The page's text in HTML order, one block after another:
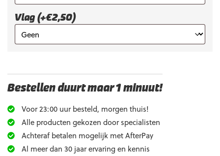
Vlag (+€2,50)
Bestellen duurt maar 1 minuut!
Voor 23:00 uur besteld, morgen thuis!
Alle producten gekozen door specialisten
Achteraf betalen mogelijk met AfterPay
Al meer dan 30 jaar ervaring en kennis